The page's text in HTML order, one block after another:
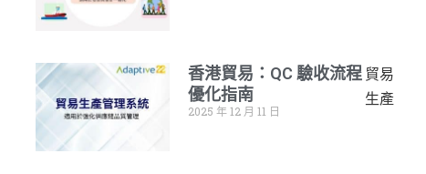
香港貿易：QC 驗收流程
優化指南
2025 年 12 月 11 日
貿易
生產